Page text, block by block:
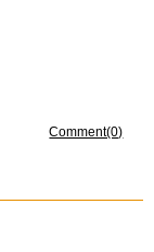
Comment(0)